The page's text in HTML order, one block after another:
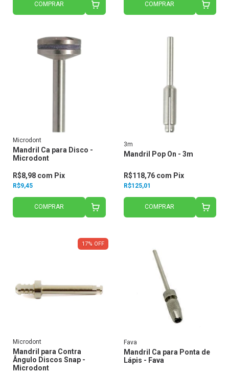
COMPRAR COMPRAR
Microdont
Mandril Ca para Disco -
Microdont
R$9,45
R$8,98 com Pix
COMPRAR
3m
Mandril Pop On - 3m
R$125,01
R$118,76 com Pix
COMPRAR
17% OFF
Microdont
Mandril para Contra
Ângulo Discos Snap -
Microdont
Fava
Mandril Ca para Ponta de
Lápis - Fava